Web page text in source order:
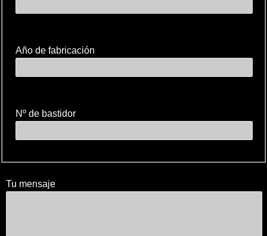
Año de fabricación
Nº de bastidor
Tu mensaje